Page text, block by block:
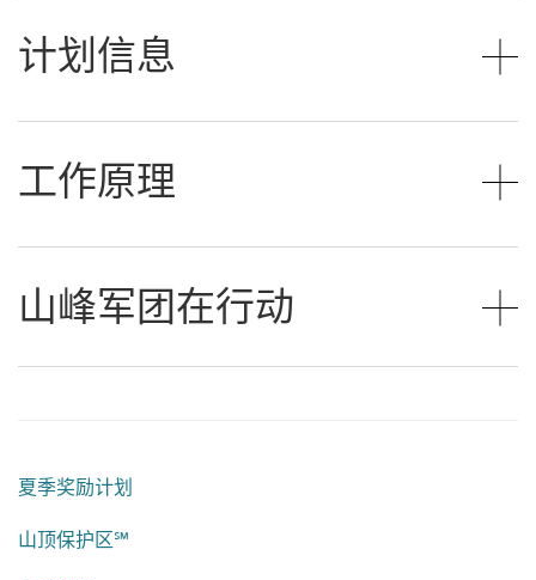
计划信息
工作原理
山峰军团在行动
夏季奖励计划
山顶保护区℠